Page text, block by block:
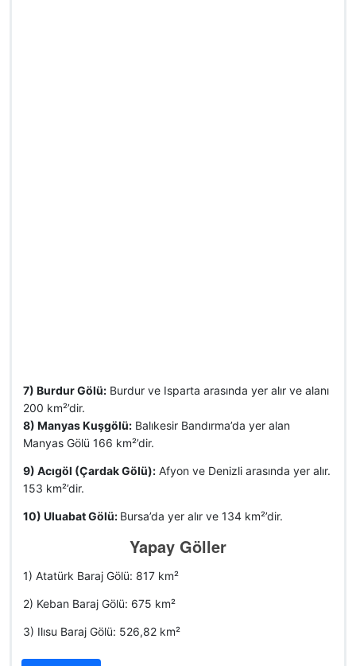
7) Burdur Gölü: Burdur ve Isparta arasında yer alır ve alanı
200 km²’dir.
8) Manyas Kuşgölü: Balıkesir Bandırma’da yer alan
Manyas Gölü 166 km²’dir.
9) Acıgöl (Çardak Gölü): Afyon ve Denizli arasında yer alır.
153 km²’dir.
10) Uluabat Gölü: Bursa’da yer alır ve 134 km²’dir.
Yapay Göller
1) Atatürk Baraj Gölü: 817 km²
2) Keban Baraj Gölü: 675 km²
3) Ilısu Baraj Gölü: 526,82 km²